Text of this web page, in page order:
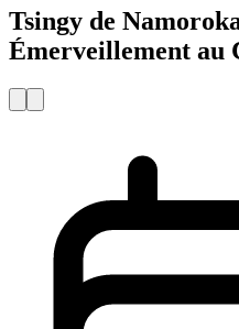
Tsingy de
Émerveillement au